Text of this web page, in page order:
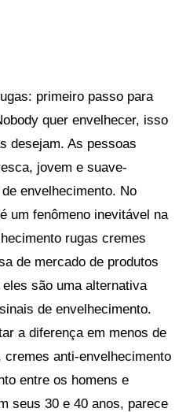
primeiro passo para
quer envelhecer, isso
desejam. As pessoas
jovem e suave-
envelhecimento. No
um fenômeno inevitável na
rugas cremes
de mercado de produtos
são uma alternativa
de envelhecimento.
a diferença em menos de
cremes anti-envelhecimento
entre os homens e
seus 30 e 40 anos, parece